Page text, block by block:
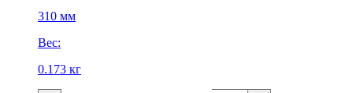
310 мм
Вес:
0.173 кг